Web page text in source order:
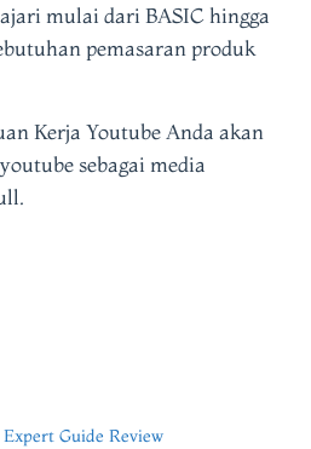
mulai dari BASIC hingga
pemasaran produk
Kerja Youtube Anda akan
sebagai media
Guide Review